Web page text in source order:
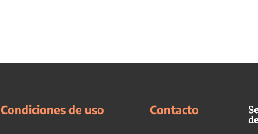
Condiciones de uso Contacto